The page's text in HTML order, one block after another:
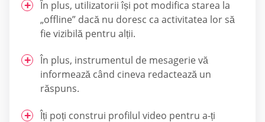
În plus, utilizatorii își pot modifica starea la
„offline” dacă nu doresc ca activitatea lor să
fie vizibilă pentru alții.
În plus, instrumentul de mesagerie vă
informează când cineva redactează un
răspuns.
Îți poți construi profilul video pentru a-ți